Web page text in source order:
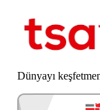
Dünyayı